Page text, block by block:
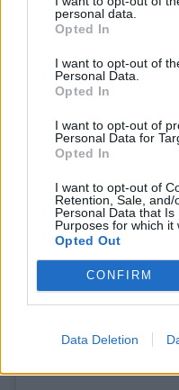
personal data.
Opted In
I want to opt-out of
Personal Data.
Opted In
I want to opt-out of
Personal Data for
Opted In
I want to opt-out of
Retention, Sale,
Personal Data that
Purposes for which it
Opted Out
CONFIRM
Data Deletion
laimėjimų mūšio
„Dėl šių ir kitų
pajėgoms sunku
atmušimo
GYVAI
Karas
naujienos